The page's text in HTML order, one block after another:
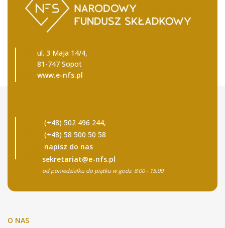
ul. 3 Maja 14/4,
81-747 Sopot
www.e-nfs.pl
(+48) 502 496 244,
(+48) 58 500 50 58
napisz do nas
sekretariat@e-nfs.pl
od poniedziałku do piątku w godz. 8:00 - 15:00
O NAS